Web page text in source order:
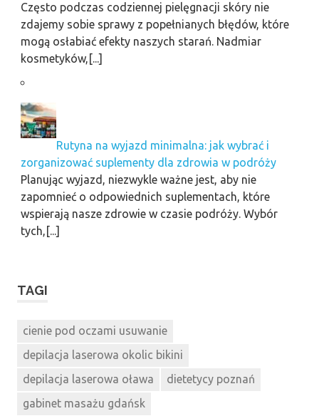
Często podczas codziennej pielęgnacji skóry nie
zdajemy sobie sprawy z popełnianych błędów, które
mogą osłabiać efekty naszych starań. Nadmiar
kosmetyków,[...]
Rutyna na wyjazd minimalna: jak wybrać i
zorganizować suplementy dla zdrowia w podróży
Planując wyjazd, niezwykle ważne jest, aby nie
zapomnieć o odpowiednich suplementach, które
wspierają nasze zdrowie w czasie podróży. Wybór
tych,[...]
TAGI
cienie pod oczami usuwanie
depilacja laserowa okolic bikini
depilacja laserowa oława
dietetycy poznań
gabinet masażu gdańsk